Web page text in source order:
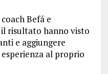
Befá e
risultato hanno visto
e aggiungere
al proprio